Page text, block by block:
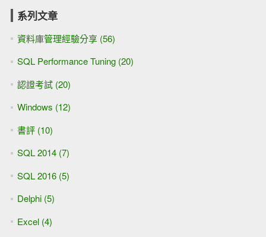
系列文章
資料庫管理經驗分享 (56)
SQL Performance Tuning (20)
認證考試 (20)
Windows (12)
書評 (10)
SQL 2014 (7)
SQL 2016 (5)
Delphi (5)
Excel (4)